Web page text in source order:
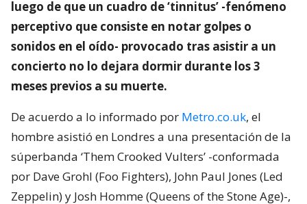
luego de que un cuadro de ‘tinnitus’ -fenómeno
perceptivo que consiste en notar golpes o
sonidos en el oído- provocado tras asistir a un
concierto no lo dejara dormir durante los 3
meses previos a su muerte.
De acuerdo a lo informado por Metro.co.uk, el
hombre asistió en Londres a una presentación de la
súperbanda ‘Them Crooked Vulters’ -conformada
por Dave Grohl (Foo Fighters), John Paul Jones (Led
Zeppelin) y Josh Homme (Queens of the Stone Age)-,